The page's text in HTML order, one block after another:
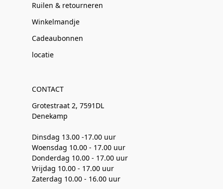
Ruilen & retourneren
Winkelmandje
Cadeaubonnen
locatie
CONTACT
Grotestraat 2, 7591DL
Denekamp
Dinsdag 13.00 -17.00 uur
Woensdag 10.00 - 17.00 uur
Donderdag 10.00 - 17.00 uur
Vrijdag 10.00 - 17.00 uur
Zaterdag 10.00 - 16.00 uur